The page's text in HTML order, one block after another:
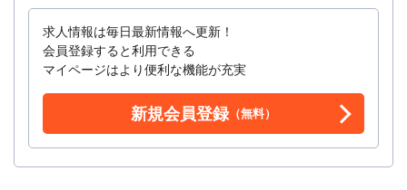
求人情報は毎日最新情報へ更新！
会員登録すると利用できる
マイページはより便利な機能が充実
新規会員登録（無料）